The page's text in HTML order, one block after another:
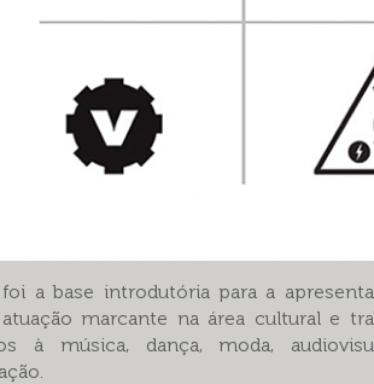
foi a base introdutória para a
marcante na área cultural e
à música, dança, moda,